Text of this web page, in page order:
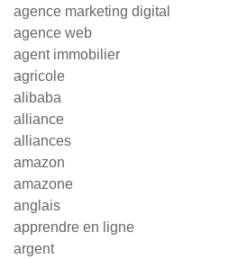
agence marketing digital
agence web
agent immobilier
agricole
alibaba
alliance
alliances
amazon
amazone
anglais
apprendre en ligne
argent